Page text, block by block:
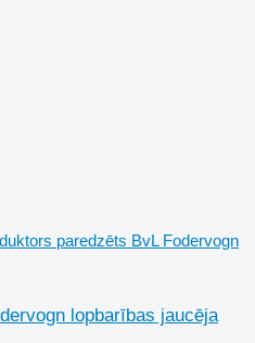
paredzēts BvL Fodervogn
lopbarības jaucēja